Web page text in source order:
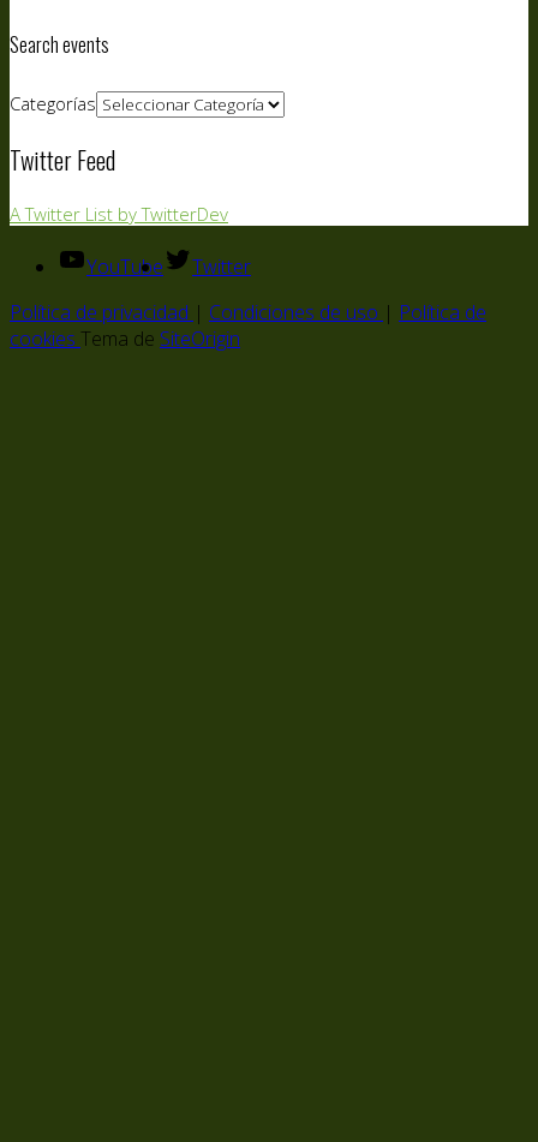
Search events
Categorías
Twitter Feed
A Twitter List by TwitterDev
YouTube
Twitter
Política de privacidad | Condiciones de uso | Política de
cookies Tema de SiteOrigin